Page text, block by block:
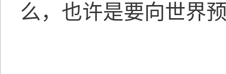
么，也许是要向世界